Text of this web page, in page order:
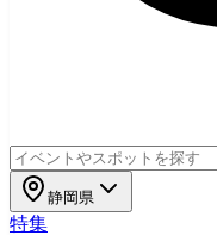
静岡県
特集